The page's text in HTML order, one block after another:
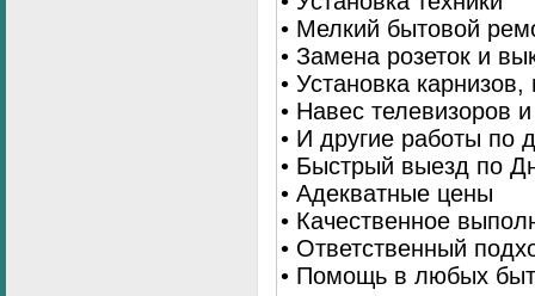
• Мелкий бытовой
• Замена розеток и
• Установка
• Навес телевизоров
• И другие работы по
• Быстрый выезд по
• Адекватные цены
• Качественное
• Ответственный
• Помощь в любых